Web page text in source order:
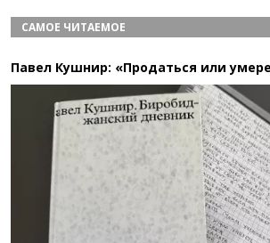
САМОЕ ЧИТАЕМОЕ
Павел Кушнир: «Продаться или